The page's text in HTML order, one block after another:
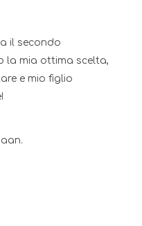
il secondo
la mia ottima scelta,
e mio figlio